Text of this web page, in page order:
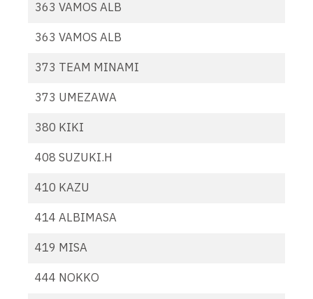
363 VAMOS ALB
363 VAMOS ALB
373 TEAM MINAMI
373 UMEZAWA
380 KIKI
408 SUZUKI.H
410 KAZU
414 ALBIMASA
419 MISA
444 NOKKO